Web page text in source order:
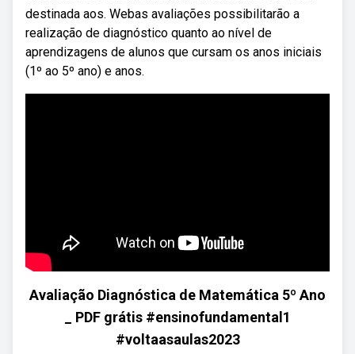
destinada aos. Webas avaliações possibilitarão a
realização de diagnóstico quanto ao nível de
aprendizagens de alunos que cursam os anos iniciais
(1º ao 5º ano) e anos.
Avaliação Diagnóstica de Matemática 5º Ano
_ PDF grátis #ensinofundamental1
#voltaasaulas2023